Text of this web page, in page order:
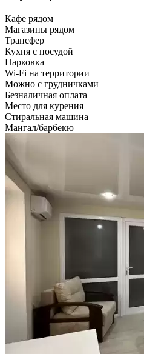
Кафе рядом
Магазины рядом
Трансфер
Кухня с посудой
Парковка
Wi-Fi на территории
Можно с грудничками
Безналичная оплата
Место для курения
Стиральная машина
Мангал/барбекю